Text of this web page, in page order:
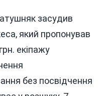
засудив
який пропонував
екіпажу
без посвідчення